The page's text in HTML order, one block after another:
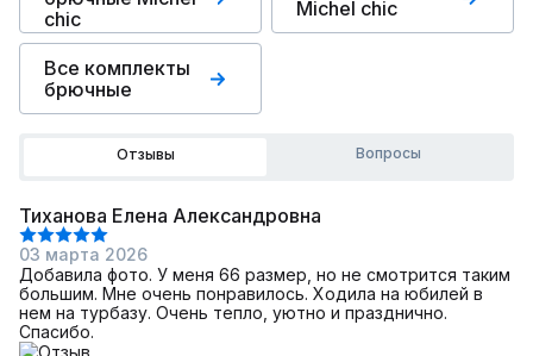
chic
Michel chic
Все комплекты
брючные
Отзывы Вопросы
Тиханова Елена Александровна
03 марта 2026
Добавила фото. У меня 66 размер, но не смотрится таким
большим. Мне очень понравилось. Ходила на юбилей в
нем на турбазу. Очень тепло, уютно и празднично.
Спасибо.